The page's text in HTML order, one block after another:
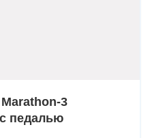
3
педалью